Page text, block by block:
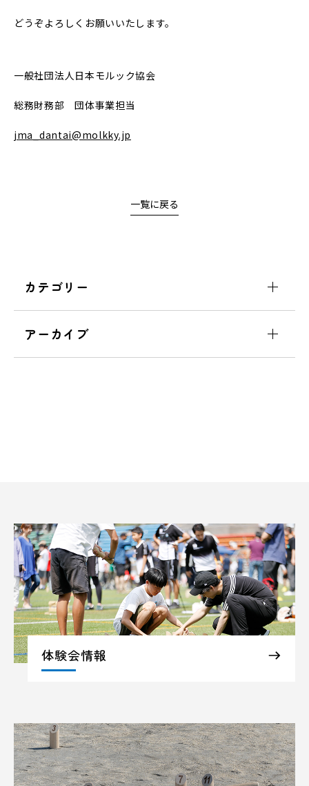
どうぞよろしくお願いいたします。
一般社団法人日本モルック協会
総務財務部 団体事業担当
jma_dantai@molkky.jp
一覧に戻る
カテゴリー
アーカイブ
体験会情報